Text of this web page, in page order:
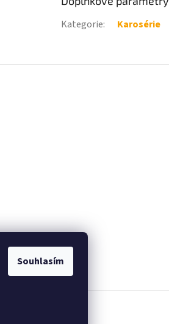
Souhlasím
Kategorie: Karosérie